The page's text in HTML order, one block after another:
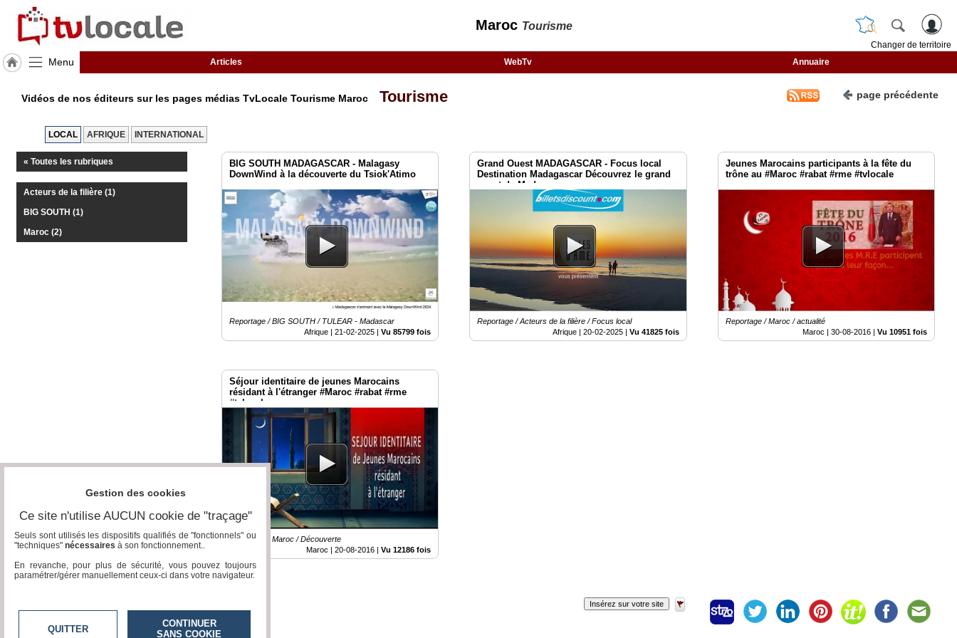
Maroc Tourisme
Changer de territoire
Menu Articles WebTv Annuaire
TvLocale
France
annuaire
Vidéos de nos éditeurs sur les pages médias TvLocale Tourisme Maroc Tourisme page précédente
LOCAL AFRIQUE INTERNATIONAL
« Toutes les rubriques
Acteurs de la filière (1)
BIG SOUTH (1)
Maroc (2)
BIG SOUTH MADAGASCAR - Malagasy
DownWind à la découverte du Tsiok'Atimo
Reportage / BIG SOUTH / TULEAR - Madascar
Afrique |21-02-2025 |Vu 85799 fois
Grand Ouest MADAGASCAR - Focus local
Destination Madagascar Découvrez le grand
ouest de Madagascar.
Reportage / Acteurs de la filière / Focus local
Afrique | 20-02-2025| Vu 41825 fois
Jeunes Marocains participants à la fête du
trône au #Maroc #rabat #rme #tvlocale
Reportage / Maroc / actualité
Maroc |30-08-2016 |Vu 10951 fois
Séjour identitaire de jeunes Marocains
résidant à l'étranger #Maroc #rabat #rme
#tvlocale
Reportage / Maroc / Découverte
Maroc |20-08-2016 |Vu 12186 fois
Insérez sur votre site
Gestion des cookies
Ce site n'utilise AUCUN cookie de "traçage"
Seuls sont utilisés les dispositifs qualifiés de "fonctionnels" ou
"techniques" nécessaires à son fonctionnement..
En revanche, pour plus de sécurité, vous pouvez toujours
paramétrer/gérer manuellement ceux-ci dans votre navigateur.
QUITTER
CONTINUER
SANS COOKIE